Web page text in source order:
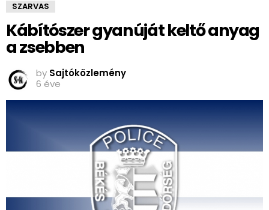
SZARVAS
Kábítószer gyanúját keltő anyag
a zsebben
by Sajtóközlemény
6 éve